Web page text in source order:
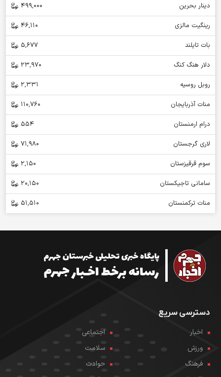
دینار بحرین
499,000
رینگیت مالزی
46,110
بات تایلند
5,677
دلار هنگ کنگ
23,970
روبل روسیه
2,331
منات آذربایجان
110,760
درام ارمنستان
554
لاری گرجستان
71,980
سوم قرقیزستان
2,150
سامانی تاجیکستان
20,150
منات ترکمنستان
51,510
دسترسی سریع
اخبار
اجتماعی
ورزش
سلامت
فرهنگ
حوادث